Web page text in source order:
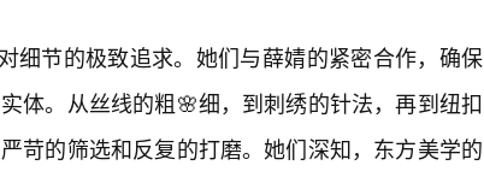
细节的极致追求。她们与薛婧的紧密合作，确保
体。从丝线的粗🌸细，到刺绣的针法，再到纽扣
苛的筛选和反复的打磨。她们深知，东方美学的